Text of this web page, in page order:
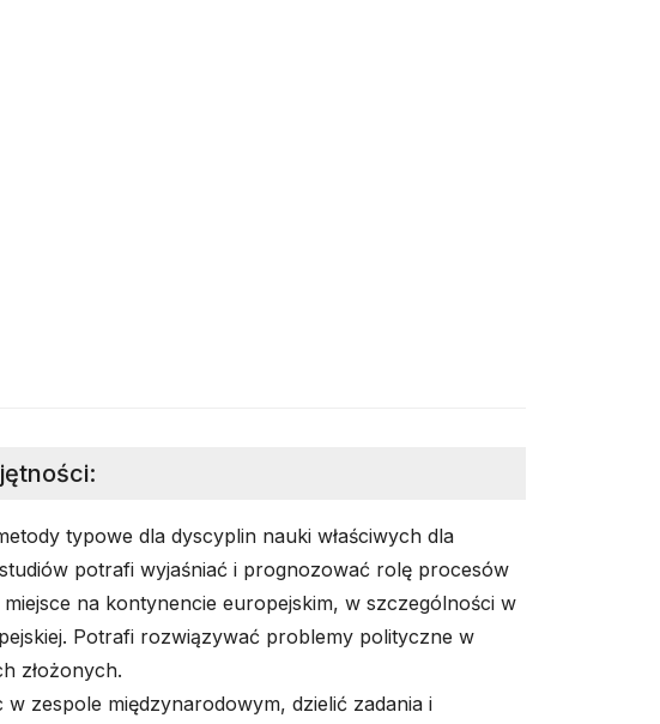
:
typowe dla dyscyplin nauki właściwych dla
potrafi wyjaśniać i prognozować rolę procesów
miejsce na kontynencie europejskim, w szczególności w
Potrafi rozwiązywać problemy polityczne w
złożonych.
w zespole międzynarodowym, dzielić zadania i